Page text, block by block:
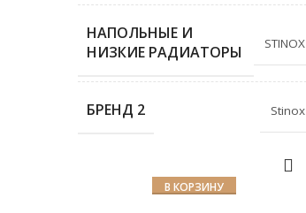
НАПОЛЬНЫЕ И
НИЗКИЕ РАДИАТОРЫ
STINOX
БРЕНД 2 Stinox
В КОРЗИНУ